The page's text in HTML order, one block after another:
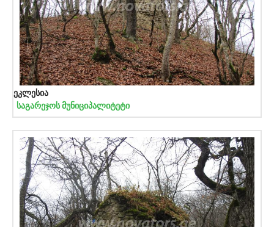
ეკლესია
საგარეჯოს მუნიციპალიტეტი